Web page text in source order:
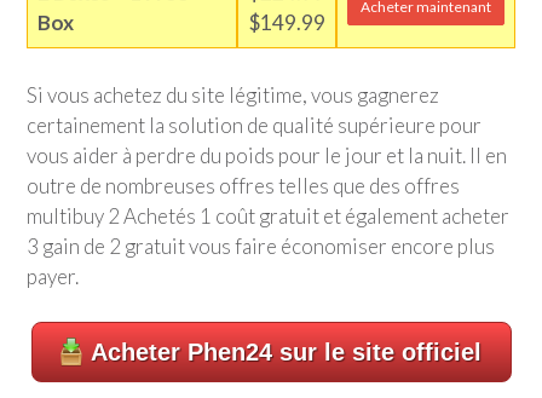
Box
$149.99
Acheter maintenant
Si vous achetez du site légitime, vous gagnerez
certainement la solution de qualité supérieure pour
vous aider à perdre du poids pour le jour et la nuit. Il en
outre de nombreuses offres telles que des offres
multibuy 2 Achetés 1 coût gratuit et également acheter
3 gain de 2 gratuit vous faire économiser encore plus
payer.
Acheter Phen24 sur le site officiel